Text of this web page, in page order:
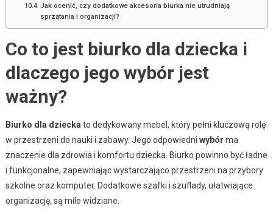
Jak ocenić, czy dodatkowe akcesoria biurka nie utrudniają
sprzątania i organizacji?
Co to jest biurko dla dziecka i
dlaczego jego wybór jest
ważny?
Biurko dla dziecka to dedykowany mebel, który pełni kluczową rolę
w przestrzeni do nauki i zabawy. Jego odpowiedni wybór ma
znaczenie dla zdrowia i komfortu dziecka. Biurko powinno być ładne
i funkcjonalne, zapewniając wystarczająco przestrzeni na przybory
szkolne oraz komputer. Dodatkowe szafki i szuflady, ułatwiające
organizację, są mile widziane.